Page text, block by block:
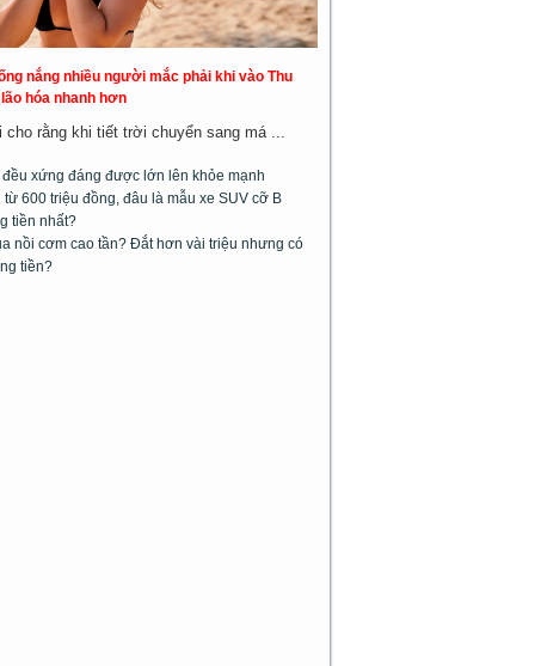
nắng nhiều người mắc phải khi vào Thu
hóa nhanh hơn
rằng khi tiết trời chuyển sang má ...
đều xứng đáng được lớn lên khỏe mạnh
từ 600 triệu đồng, đâu là mẫu xe SUV cỡ B
tiền nhất?
nồi cơm cao tần? Đắt hơn vài triệu nhưng có
tiền?